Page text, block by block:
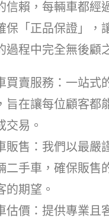
信賴，每輛車都經
保「正品保證」，
過程中完全無後顧
買賣服務：一站式
旨在讓每位顧客都
交易。
販售：我們以最嚴
二手車，確保販售
的期望。
估價：提供專業且